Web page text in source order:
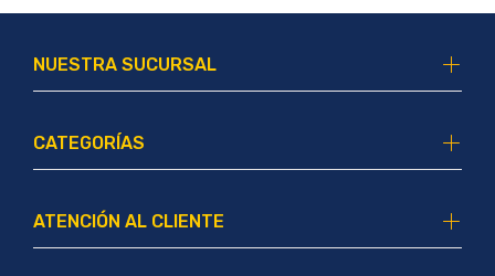
NUESTRA SUCURSAL
CATEGORÍAS
ATENCIÓN AL CLIENTE